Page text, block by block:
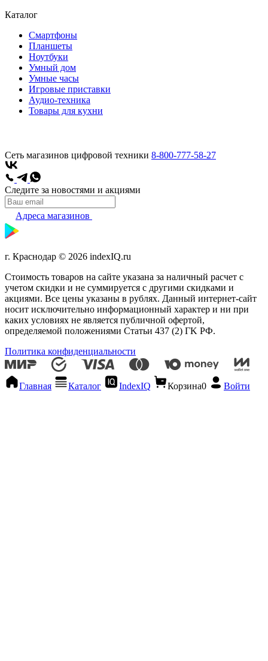
Каталог
Смартфоны
Планшеты
Ноутбуки
Умный дом
Умные часы
Игровые приставки
Аудио-техника
Товары для кухни
Сеть магазинов цифровой техники 8-800-777-58-27
Следите за новостями и акциями
Адреса магазинов
г. Краснодар © 2026 indexIQ.ru
Стоимость товаров на сайте указана за наличный расчет с
учетом скидки и не суммируется с другими скидками и
акциями. Все цены указаны в рублях. Данный интернет-сайт
носит исключительно информационный характер и ни при
каких условиях не является публичной офертой,
определяемой положениями Статьи 437 (2) ГK РФ.
Политика конфиденциальности
Главная Каталог IndexIQ Корзина0 Войти